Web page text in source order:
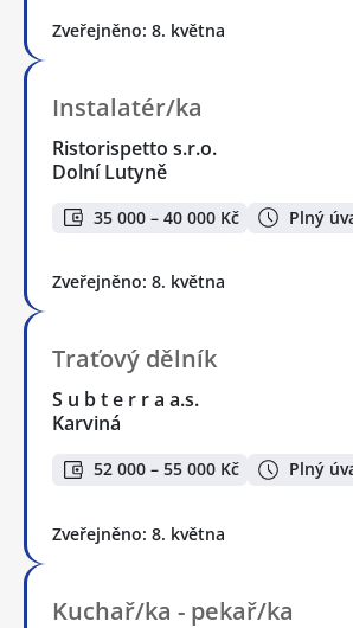
Zveřejněno: 8. května
Instalatér/ka
Ristorispetto s.r.o.
Dolní Lutyně
35 000 – 40 000 Kč Plný
Zveřejněno: 8. května
Traťový dělník
S u b t e r r a a.s.
Karviná
52 000 – 55 000 Kč Plný
Zveřejněno: 8. května
Kuchař/ka - pekař/ka